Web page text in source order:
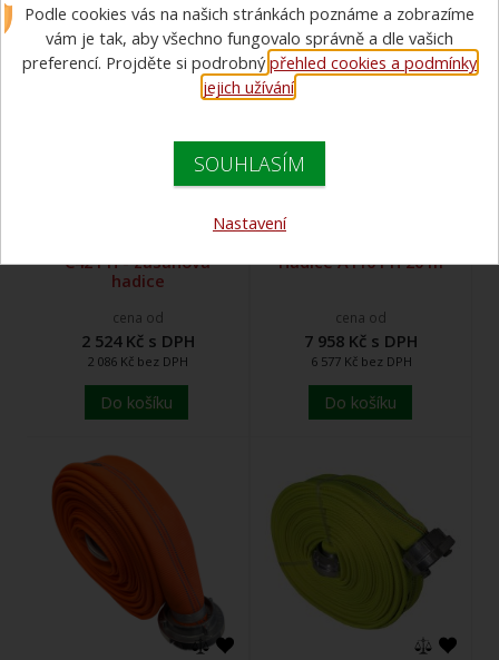
C42 PH - zásahová
hadice
cena od
2 524 Kč s DPH
2 086 Kč bez DPH
Do košíku
Hadice A110 PH 20 m
cena od
7 958 Kč s DPH
6 577 Kč bez DPH
Do košíku
Podle cookies vás na našich stránkách poznáme a zobrazíme
vám je tak, aby všechno fungovalo správně a dle vašich
preferencí. Projděte si podrobnýpřehled cookies a podmínky
jejich užívání.
SOUHLASÍM
Nastavení